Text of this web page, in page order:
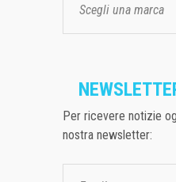
Scegli una marca
Per ricevere notizie
nostra newsletter: